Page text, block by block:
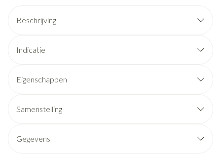
Beschrijving
Indicatie
Eigenschappen
Sluiting
Verpakking
Samenstelling
Gegevens